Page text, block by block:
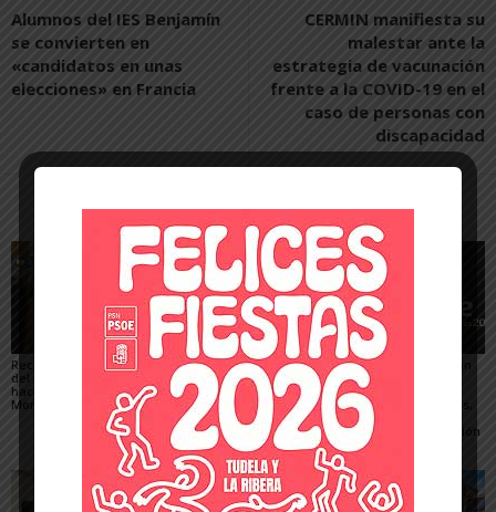
Alumnos del IES Benjamín
se convierten en
«candidatos en unas
elecciones» en Francia
CERMIN manifiesta su
malestar ante la
estrategia de vacunación
frente a la COVID-19 en el
caso de personas con
discapacidad
Artículos relacionados Más del autor
Recuperado un relieve
del siglo XVI robado
hace 16 años del
Monasterio de Fitero
Fustiñana no invitará a
los miembros del
Gobierno de Navarra a
los actos oficiales de
sus fiestas por el cierre
de las Urgencias
Arguedas presenta un
completo programa
para el eclipse, con
actividades científicas,
visitas guiadas,
concierto y observación
de las Perseidas